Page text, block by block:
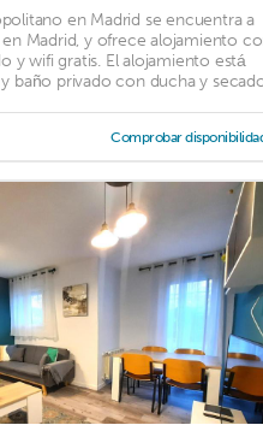
en Madrid se encuentra a
en Madrid, y ofrece alojamiento
y wifi gratis. El alojamiento está
baño privado con ducha y
Comprobar